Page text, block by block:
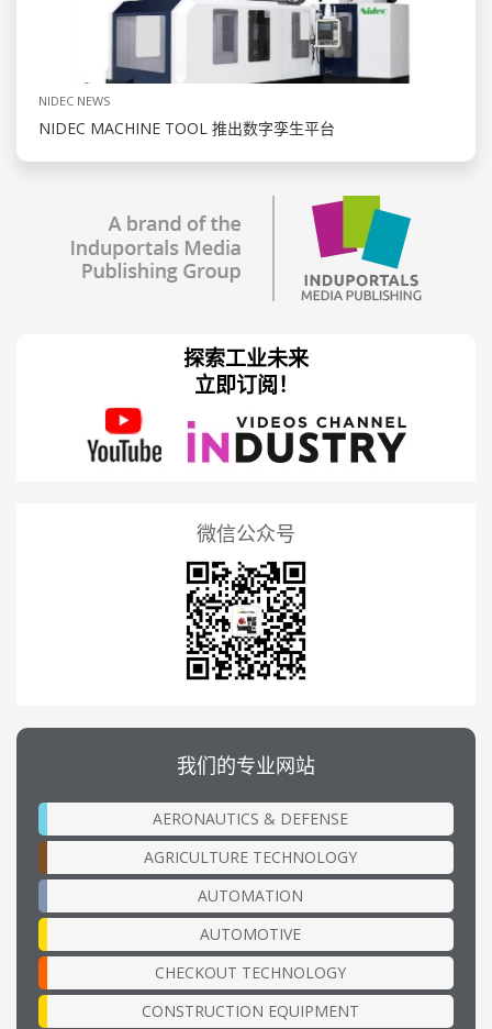
NIDEC NEWS
NIDEC MACHINE TOOL 推出数字孪生平台
探索工业未来
立即订阅！
微信公众号
我们的专业网站
AERONAUTICS & DEFENSE
AGRICULTURE TECHNOLOGY
AUTOMATION
AUTOMOTIVE
CHECKOUT TECHNOLOGY
CONSTRUCTION EQUIPMENT